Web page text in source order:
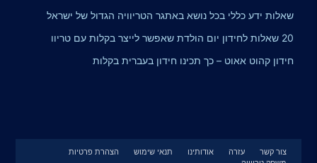
שאלות ידע כללי בכל נושא באתגר הטריוויה הגדול של ישראל
20 שאלות לחידון יום הולדת שאפשר לייצר בקלות עם טריוו
חידון קהוט אאוט – כך תכינו חידון בעברית בקלות
צור קשר עזרה אודותינו תנאי שימוש
הצהרת פרטיות